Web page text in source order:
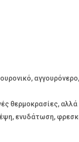
θερμοκρασίες,
ενυδάτωση,